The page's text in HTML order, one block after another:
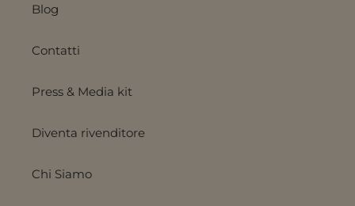
Blog
Contatti
Press & Media kit
Diventa rivenditore
Chi Siamo